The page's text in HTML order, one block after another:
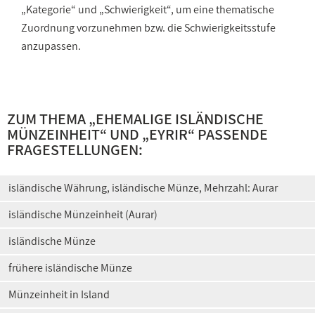
„Kategorie“ und „Schwierigkeit“, um eine thematische
Zuordnung vorzunehmen bzw. die Schwierigkeitsstufe
anzupassen.
ZUM THEMA „EHEMALIGE ISLÄNDISCHE
MÜNZEINHEIT“ UND „EYRIR“ PASSENDE
FRAGESTELLUNGEN:
isländische Währung, isländische Münze, Mehrzahl: Aurar
isländische Münzeinheit (Aurar)
isländische Münze
frühere isländische Münze
Münzeinheit in Island